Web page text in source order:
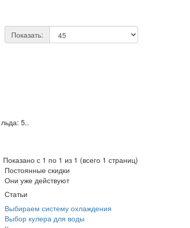
Показать:
5..
Показано с 1 по 1 из 1 (всего 1 страниц)
Постоянные скидки
Они уже действуют
Статьи
Выбираем систему охлаждения
Выбор кулера для воды